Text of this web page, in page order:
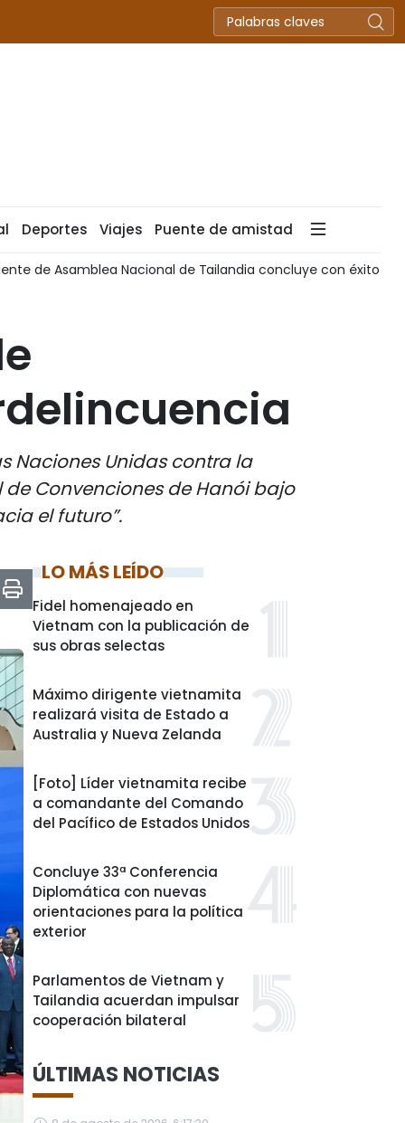
Deportes Viajes Puente de amistad
Concluye 33ª Conferencia Diplomática con nuevas
Naciones Unidas contra la
Convenciones de Hanói bajo
el futuro”.
LO MÁS LEÍDO
Fidel homenajeado en
Vietnam con la publicación de
sus obras selectas
Máximo dirigente vietnamita
realizará visita de Estado a
Australia y Nueva Zelanda
[Foto] Líder vietnamita recibe
a comandante del Comando
del Pacífico de Estados Unidos
Concluye 33ª Conferencia
Diplomática con nuevas
orientaciones para la política
exterior
Parlamentos de Vietnam y
Tailandia acuerdan impulsar
cooperación bilateral
ÚLTIMAS NOTICIAS